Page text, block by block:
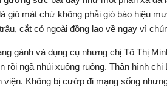
gió mát chứ không phải gió báo hiệu
cắt cỏ ngoài đồng lao về ngay vì
gánh và dụng cụ nhưng chị Tô Thị
rồi ngã nhúi xuống ruộng. Thân hình
Không bị cướp đi mạng sống